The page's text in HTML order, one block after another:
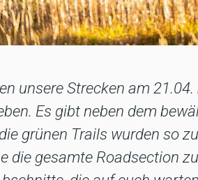
unsere Strecken am
Es gibt neben dem
grünen Trails wurden so
die gesamte Roadsection